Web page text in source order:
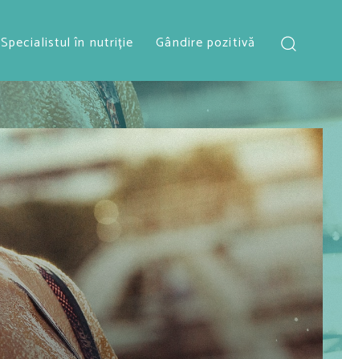
Specialistul în nutriție Gândire pozitivă